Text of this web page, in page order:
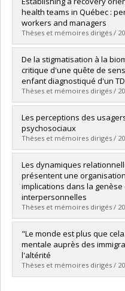
Cycle : Maîtrise
Diplôme obtenu :M. Sc.
Lien vers le document dans
health teams in Québec :
workers and managers
Thèses et mémoires dirigés /
Diplômé(e) :Khoury,
Cycle :Maîtrise
Diplôme obtenu :M. Sc.
Lien vers le document dans
De la stigmatisation à la
critique d'une quête de
enfant diagnostiqué d'un
Thèses et mémoires dirigés /
Diplômé(e) :Brice, Dolorès
Cycle :Maîtrise
Diplôme obtenu :M. Sc.
Lien vers le document dans
Les perceptions des
psychosociaux
Thèses et mémoires dirigés /
Diplômé(e) :Leitner,
Cycle :Maîtrise
Diplôme obtenu :M. Sc.
Lien vers le document dans
Les dynamiques
présentent une
implications dans la
interpersonnelles
Thèses et mémoires dirigés /
Diplômé(e) :Côté, Caroline
Cycle :Maîtrise
Diplôme obtenu :
Lien vers le document dans
"Le monde est plus que
mentale auprès des
l'altérité
Thèses et mémoires dirigés /